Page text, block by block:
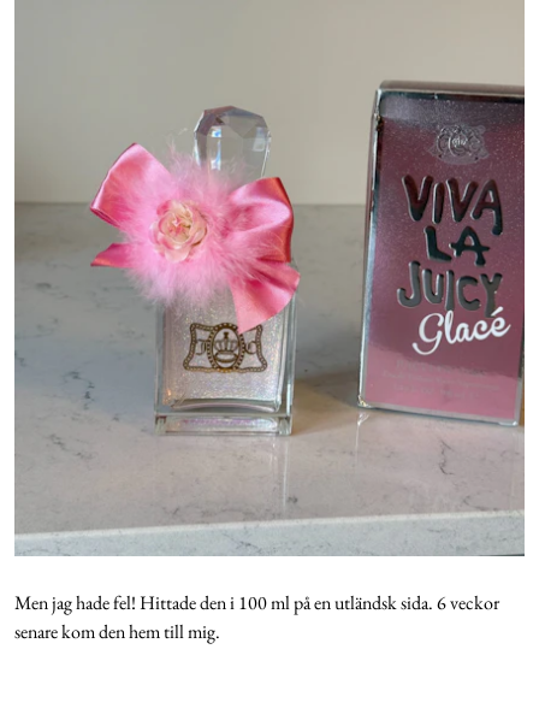
Men jag hade fel! Hittade den i 100 ml på en utländsk sida. 6 veckor
senare kom den hem till mig.